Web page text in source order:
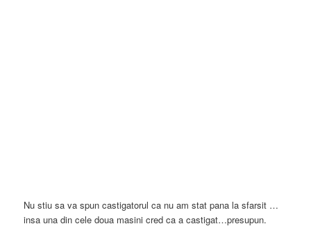
Nu stiu sa va spun castigatorul ca nu am stat pana la sfarsit …
insa una din cele doua masini cred ca a castigat…presupun.